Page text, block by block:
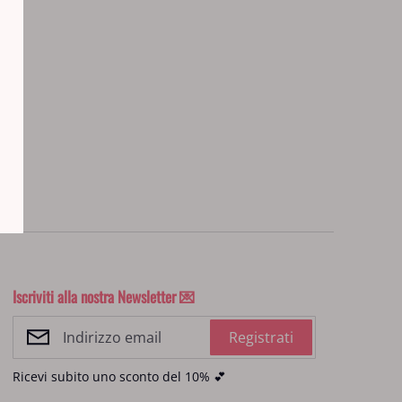
Iscriviti alla nostra Newsletter 💌
Registrati
Ricevi subito uno sconto del 10% 💕